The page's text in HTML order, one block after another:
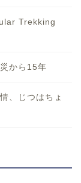
Trekking
から15年
、じつはちょ